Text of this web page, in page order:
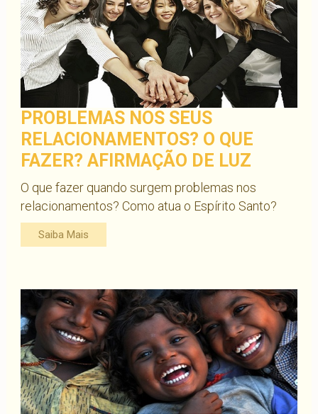
PROBLEMAS NOS SEUS
RELACIONAMENTOS? O QUE
FAZER? AFIRMAÇÃO DE LUZ
O que fazer quando surgem problemas nos
relacionamentos? Como atua o Espírito Santo?
Saiba Mais